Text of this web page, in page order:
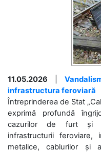
11.05.2026
infrastructura feroviară
Întreprinderea de Stat
exprimă profundă
cazurilor de furt și
infrastructurii feroviare,
metalice, cablurilor și